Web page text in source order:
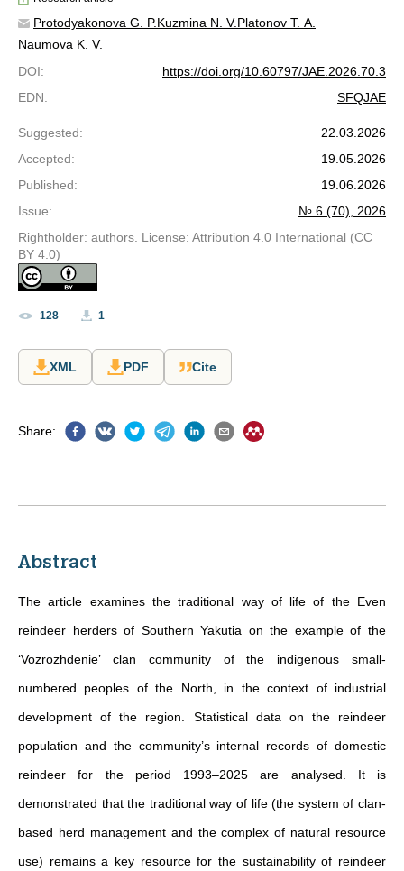
Protodyakonova G. P.Kuzmina N. V.Platonov T. A.
Naumova K. V.
DOI:
https://doi.org/10.60797/JAE.2026.70.3
EDN: SFQJAE
Suggested:
22.03.2026
Accepted:
19.05.2026
Published:
19.06.2026
Issue:
№ 6 (70), 2026
Rightholder: authors. License: Attribution 4.0 International (CC
BY 4.0)
128 1
XML PDF Cite
Share:
Abstract
The article examines the traditional way of life of the Even
reindeer herders of Southern Yakutia on the example of the
‘Vozrozhdenie’ clan community of the indigenous small-
numbered peoples of the North, in the context of industrial
development of the region. Statistical data on the reindeer
population and the community’s internal records of domestic
reindeer for the period 1993–2025 are analysed. It is
demonstrated that the traditional way of life (the system of clan-
based herd management and the complex of natural resource
use) remains a key resource for the sustainability of reindeer